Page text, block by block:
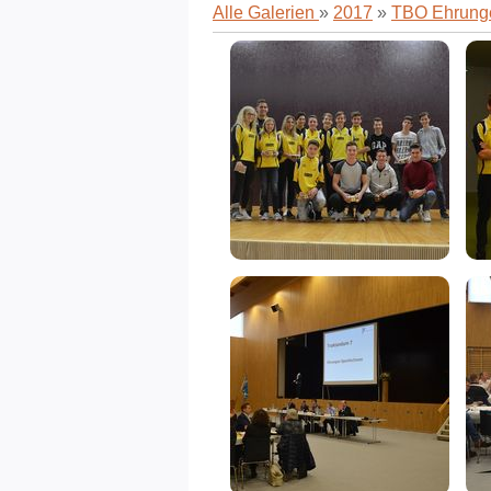
Alle Galerien » 2017 » TBO